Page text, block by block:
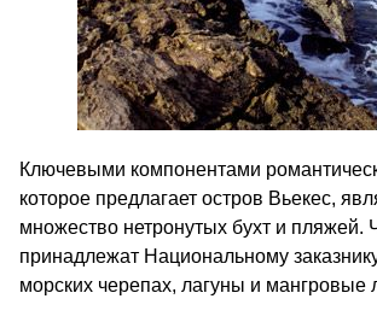
Ключевыми компонентами
которое предлагает остров Вьекес,
множество нетронутых бухт и пляжей.
принадлежат Национальному
морских черепах, лагуны и мангровые